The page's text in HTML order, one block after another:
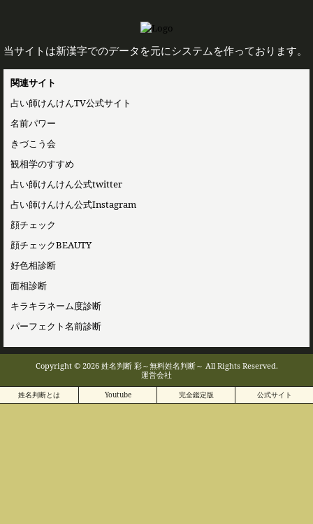
当サイトは新漢字でのデータを元にシステムを作っております。
関連サイト
占い師けんけんTV公式サイト
名前パワー
きづこう会
観相学のすすめ
占い師けんけん公式twitter
占い師けんけん公式Instagram
顔チェック
顔チェックBEAUTY
好色相診断
面相診断
キラキラネーム度診断
パーフェクト名前診断
Copyright © 2026 姓名判断 彩～無料姓名判断～ All Rights Reserved.
運営会社
姓名判断とは Youtube 完全鑑定版 公式サイト